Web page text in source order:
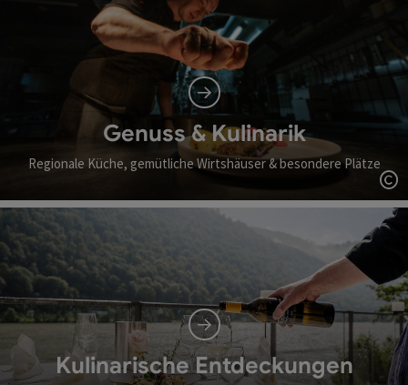
Genuss & Kulinarik
Regionale Küche, gemütliche Wirtshäuser & besondere Plätze
Kulinarische Entdeckungen